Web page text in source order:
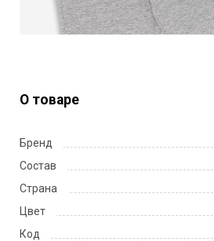
О товаре
Бренд
Состав
Страна
Цвет
Код